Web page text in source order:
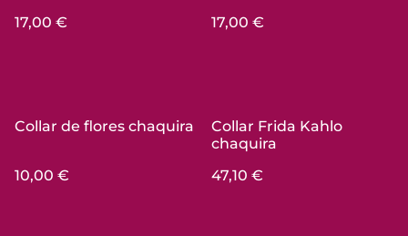
17,00 €
17,00 €
Collar de flores chaquira
10,00 €
Collar Frida Kahlo
chaquira
47,10 €